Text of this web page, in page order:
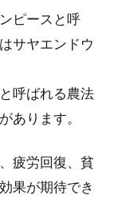
ピースと呼
サヤエンドウ
呼ばれる農法
あります。
疲労回復、貧
果が期待でき